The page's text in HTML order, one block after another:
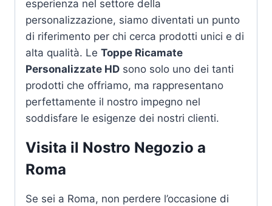
esperienza nel settore della
personalizzazione, siamo diventati un punto
di riferimento per chi cerca prodotti unici e di
alta qualità. Le Toppe Ricamate
Personalizzate HD sono solo uno dei tanti
prodotti che offriamo, ma rappresentano
perfettamente il nostro impegno nel
soddisfare le esigenze dei nostri clienti.
Visita il Nostro Negozio a
Roma
Se sei a Roma, non perdere l’occasione di